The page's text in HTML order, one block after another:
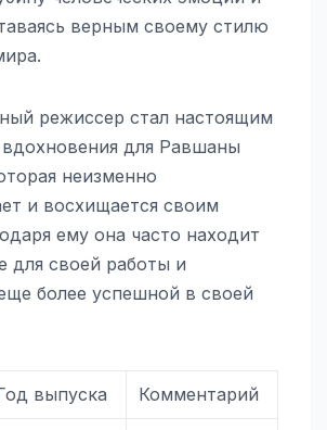
верным своему стилю
режиссер стал настоящим
для Равшаны
неизменно
и восхищается своим
ему она часто находит
для своей работы и
более успешной в своей
выпуска Комментарий